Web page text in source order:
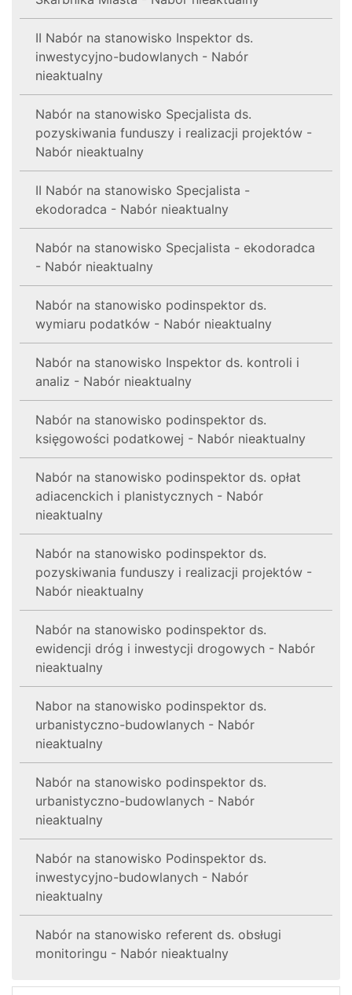
II Nabór na stanowisko Inspektor ds.
inwestycyjno-budowlanych - Nabór
nieaktualny
Nabór na stanowisko Specjalista ds.
pozyskiwania funduszy i realizacji projektów -
Nabór nieaktualny
II Nabór na stanowisko Specjalista -
ekodoradca - Nabór nieaktualny
Nabór na stanowisko Specjalista - ekodoradca
- Nabór nieaktualny
Nabór na stanowisko podinspektor ds.
wymiaru podatków - Nabór nieaktualny
Nabór na stanowisko Inspektor ds. kontroli i
analiz - Nabór nieaktualny
Nabór na stanowisko podinspektor ds.
księgowości podatkowej - Nabór nieaktualny
Nabór na stanowisko podinspektor ds. opłat
adiacenckich i planistycznych - Nabór
nieaktualny
Nabór na stanowisko podinspektor ds.
pozyskiwania funduszy i realizacji projektów -
Nabór nieaktualny
Nabór na stanowisko podinspektor ds.
ewidencji dróg i inwestycji drogowych - Nabór
nieaktualny
Nabor na stanowisko podinspektor ds.
urbanistyczno-budowlanych - Nabór
nieaktualny
Nabór na stanowisko podinspektor ds.
urbanistyczno-budowlanych - Nabór
nieaktualny
Nabór na stanowisko Podinspektor ds.
inwestycyjno-budowlanych - Nabór
nieaktualny
Nabór na stanowisko referent ds. obsługi
monitoringu - Nabór nieaktualny